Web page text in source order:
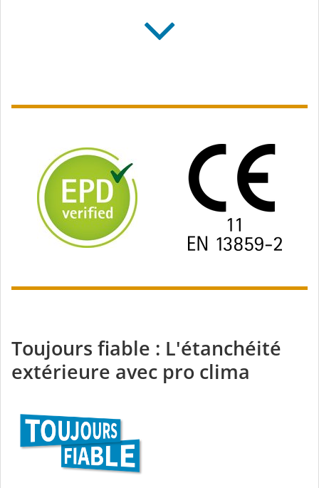
façade avec zones
Toujours fiable : L'étanchéité
extérieure avec pro clima